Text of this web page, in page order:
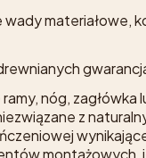
materiałowe,
nóg, zagłówka
z
montażowych,